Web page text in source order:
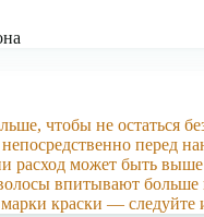
чтобы не остаться
перед
расход может быть выше
впитывают больше
краски — следуйте